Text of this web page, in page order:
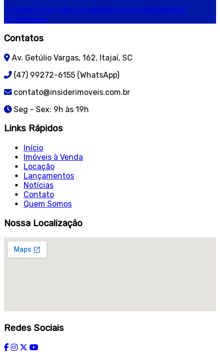
Quero falar com um assessor de investimentos
imobiliários.
Contatos
Av. Getúlio Vargas, 162, Itajaí, SC
(47) 99272-6155 (WhatsApp)
contato@insiderimoveis.com.br
Seg - Sex: 9h às 19h
Links Rápidos
Início
Imóveis à Venda
Locação
Lançamentos
Notícias
Contato
Quem Somos
Nossa Localização
Redes Sociais